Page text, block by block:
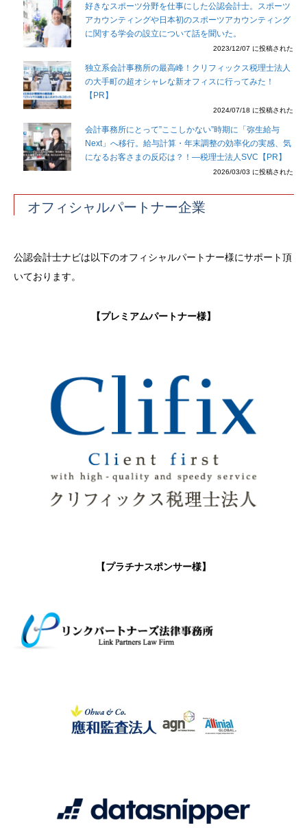
好きなスポーツ分野を仕事にした公認会計士。スポーツ
アカウンティングや日本初のスポーツアカウンティング
に関する学会の設立について話を聞いた。
2023/12/07 に投稿された
独立系会計事務所の最高峰！クリフィックス税理士法人
の大手町の超オシャレな新オフィスに行ってみた！
【PR】
2024/07/18 に投稿された
会計事務所にとって”ここしかない”時期に「弥生給与
Next」へ移行。給与計算・年末調整の効率化の実感、気
になるお客さまの反応は？！―税理士法人SVC【PR】
2026/03/03 に投稿された
オフィシャルパートナー企業
公認会計士ナビは以下のオフィシャルパートナー様にサポート頂
いております。
【プレミアムパートナー様】
【プラチナスポンサー様】